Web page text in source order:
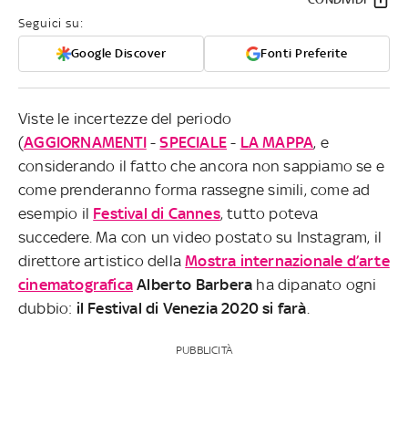
Seguici su:
Google Discover Fonti Preferite
Viste le incertezze del periodo
(AGGIORNAMENTI-SPECIALE - LA MAPPA, e
considerando il fatto che ancora non sappiamo se e
come prenderanno forma rassegne simili, come ad
esempio il Festival di Cannes, tutto poteva
succedere. Ma con un video postato su Instagram, il
direttore artistico dellaMostra internazionale d’arte
cinematografica Alberto Barbera ha dipanato ogni
dubbio: il Festival di Venezia 2020 si farà.
PUBBLICITÀ